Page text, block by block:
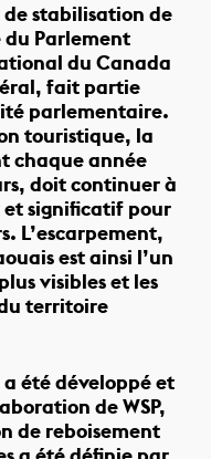
stabilisation de
du Parlement
du Canada
fait partie
parlementaire.
touristique, la
chaque année
doit continuer à
significatif pour
L’escarpement,
est ainsi l’un
visibles et les
territoire
été développé et
de WSP,
de reboisement